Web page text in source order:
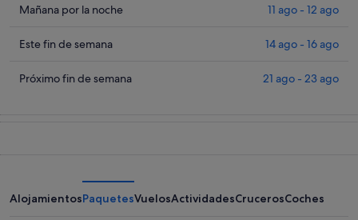
precios
María
para
ago
Comprueba
precios
María
11
Mañana por la noche 11 ago - 12 ago
Comprueba
precios
de
Este fin de semana 14 ago - 16 ago
Comprueba
el
Próximo fin de semana 21 ago - 23 ago
AlojamientosPaquetesVuelosActividadesCrucerosCoches